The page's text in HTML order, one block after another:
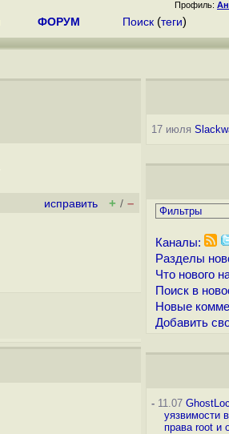
Профиль:
ФОРУМ Поиск (теги)
исправить + / –
17 июля
Каналы:
Разделы
Что нового
Поиск в
Новые
Добавить
-11.07
уязвимости
права root и